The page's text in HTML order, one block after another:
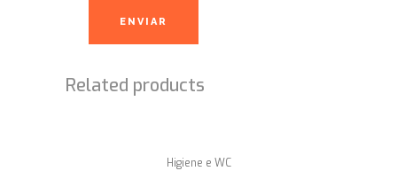
Related products
Higiene e WC